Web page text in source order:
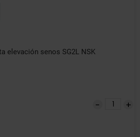
elevación senos SG2L NSK